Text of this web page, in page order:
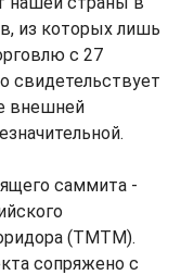
из которых лишь
с 27
свидетельствует
внешней
саммита -
(ТМТМ).
сопряжено с